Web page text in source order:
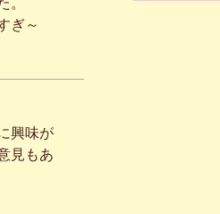
ぎ～
興味が
見もあ